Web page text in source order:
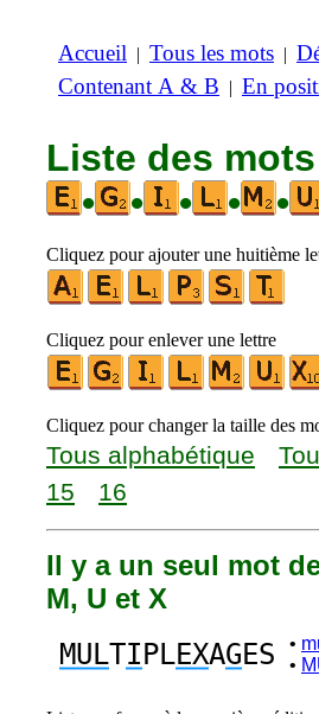
Accueil | Tous les mots |
Contenant A & B | En
Liste des
•
• • • •
Cliquez pour ajouter une huitième
Cliquez pour enlever une lettre
Cliquez pour changer la taille des
Tous alphabétique
15
16
Il y a un seul mot
M, U et X
MULTI PLEXAGES •
•